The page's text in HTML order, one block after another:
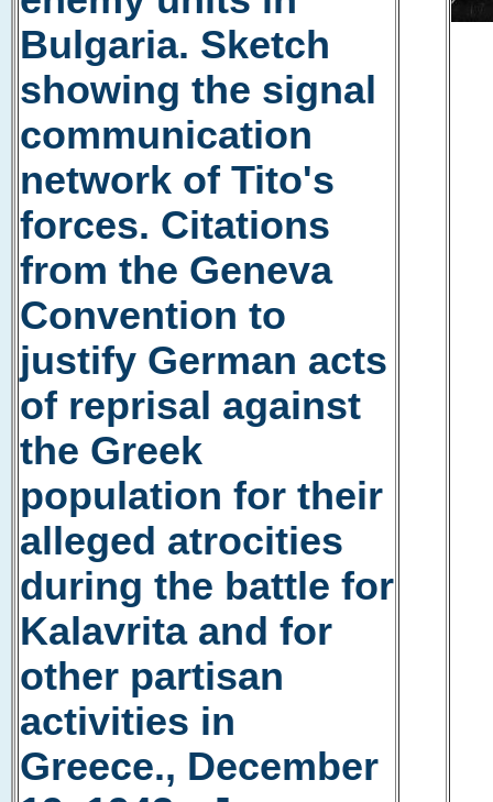
Bulgaria. Sketch
showing the signal
communication
network of Tito's
forces. Citations
from the Geneva
Convention to
justify German acts
of reprisal against
the Greek
population for their
alleged atrocities
during the battle for
Kalavrita and for
other partisan
activities in
Greece., December